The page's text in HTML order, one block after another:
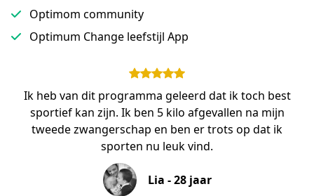
Optimom community
Optimum Change leefstijl App
Ik heb van dit programma geleerd dat ik toch best
sportief kan zijn. Ik ben 5 kilo afgevallen na mijn
tweede zwangerschap en ben er trots op dat ik
sporten nu leuk vind.
Lia - 28 jaar